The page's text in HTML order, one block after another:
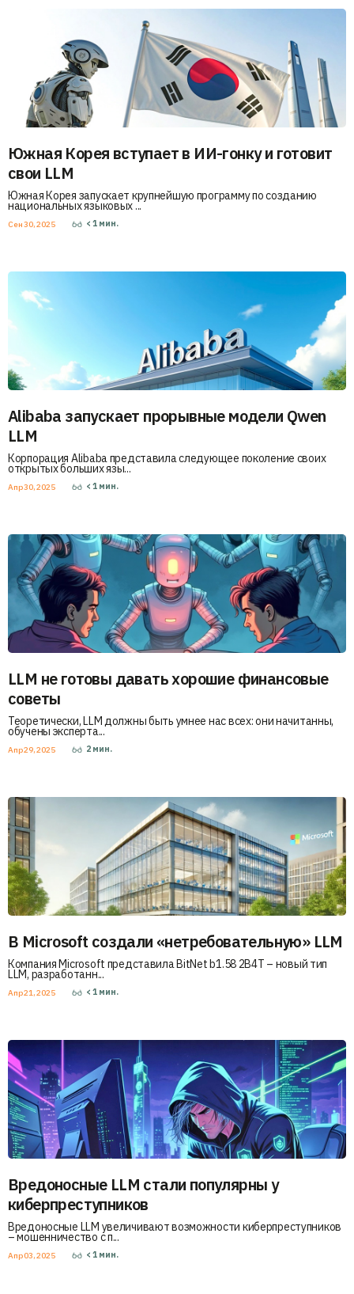
Южная Корея вступает в ИИ-гонку и готовит
свои LLM
Южная Корея запускает крупнейшую программу по созданию
национальных языковых ...
Сен 30, 2025 < 1 мин.
Alibaba запускает прорывные модели Qwen
LLM
Корпорация Alibaba представила следующее поколение своих
открытых больших язы...
Апр 30, 2025 < 1 мин.
LLM не готовы давать хорошие финансовые
советы
Теоретически, LLM должны быть умнее нас всех: они начитанны,
обучены эксперта...
Апр 29, 2025 2 мин.
В Microsoft создали «нетребовательную» LLM
Компания Microsoft представила BitNet b1.58 2B4T – новый тип
LLM, разработанн...
Апр 21, 2025 < 1 мин.
Вредоносные LLM стали популярны у
киберпреступников
Вредоносные LLM увеличивают возможности киберпреступников
– мошенничество с п...
Апр 03, 2025 < 1 мин.